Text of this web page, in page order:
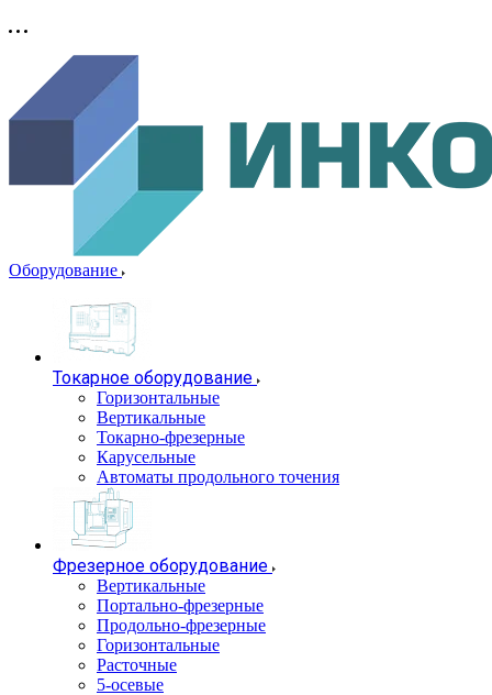
Оборудование
Токарное оборудование
Горизонтальные
Вертикальные
Токарно-фрезерные
Карусельные
Автоматы продольного точения
Фрезерное оборудование
Вертикальные
Портально-фрезерные
Продольно-фрезерные
Горизонтальные
Расточные
5-осевые